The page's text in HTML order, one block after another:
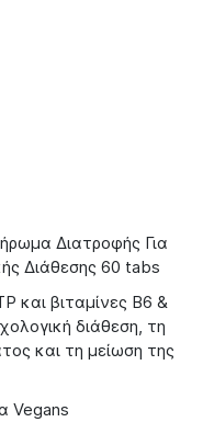
Διατροφής Για
Διάθεσης 60 tabs
και βιταμίνες B6 &
διάθεση, τη
και τη μείωση της
Vegans